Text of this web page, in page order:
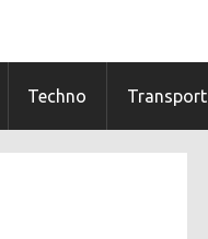
Techno Transport